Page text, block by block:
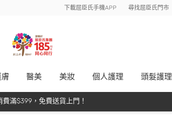
下載屈臣氏手機APP 尋找屈臣氏門市
醫美 美妝 個人護理 頭髮護理
滿$399，免費送貨上門！